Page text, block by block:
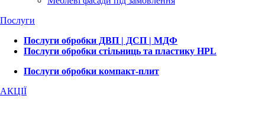
Послуги
Послуги обробки ДВП | ДСП | МДФ
Послуги обробки стільниць та пластику HPL
Послуги обробки компакт-плит
АКЦІЇ